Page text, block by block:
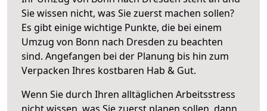
Sie wissen nicht, was Sie zuerst machen sollen?
Es gibt einige wichtige Punkte, die bei einem
Umzug von Bonn nach Dresden zu beachten
sind. Angefangen bei der Planung bis hin zum
Verpacken Ihres kostbaren Hab & Gut.
Wenn Sie durch Ihren alltäglichen Arbeitsstress